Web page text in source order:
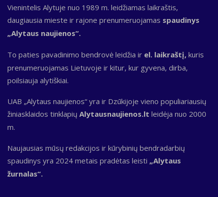
Vienintelis Alytuje nuo 1989 m. leidžiamas laikraštis,
daugiausia mieste ir rajone prenumeruojamas spaudinys
„Alytaus naujienos“.
To paties pavadinimo bendrovė leidžia ir el. laikraštį, kuris
prenumeruojamas Lietuvoje ir kitur, kur gyvena, dirba,
poilsiauja alytiškiai.
UAB „Alytaus naujienos“ yra ir Dzūkijoje vieno populiariausių
žiniasklaidos tinklapių Alytausnaujienos.lt leidėja nuo 2000
m.
Naujausias mūsų redakcijos ir kūrybinių bendradarbių
spaudinys yra 2024 metais pradėtas leisti „Alytaus
žurnalas“.